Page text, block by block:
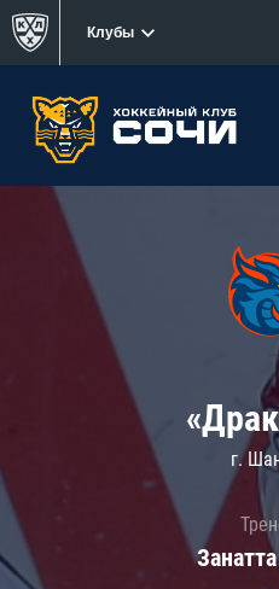
Клубы
г.